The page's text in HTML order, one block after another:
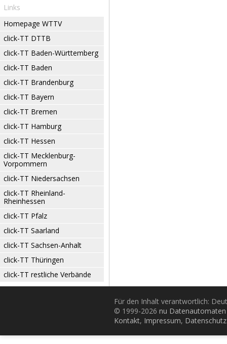
Links
Homepage WTTV
click-TT DTTB
click-TT Baden-Württemberg
click-TT Baden
click-TT Brandenburg
click-TT Bayern
click-TT Bremen
click-TT Hamburg
click-TT Hessen
click-TT Mecklenburg-
Vorpommern
click-TT Niedersachsen
click-TT Rheinland-
Rheinhessen
click-TT Pfalz
click-TT Saarland
click-TT Sachsen-Anhalt
click-TT Thüringen
click-TT restliche Verbände
Für den Inhalt verantwortlich:
© 1999-2026 nu
Kontakt, Impressum, Datenschutz